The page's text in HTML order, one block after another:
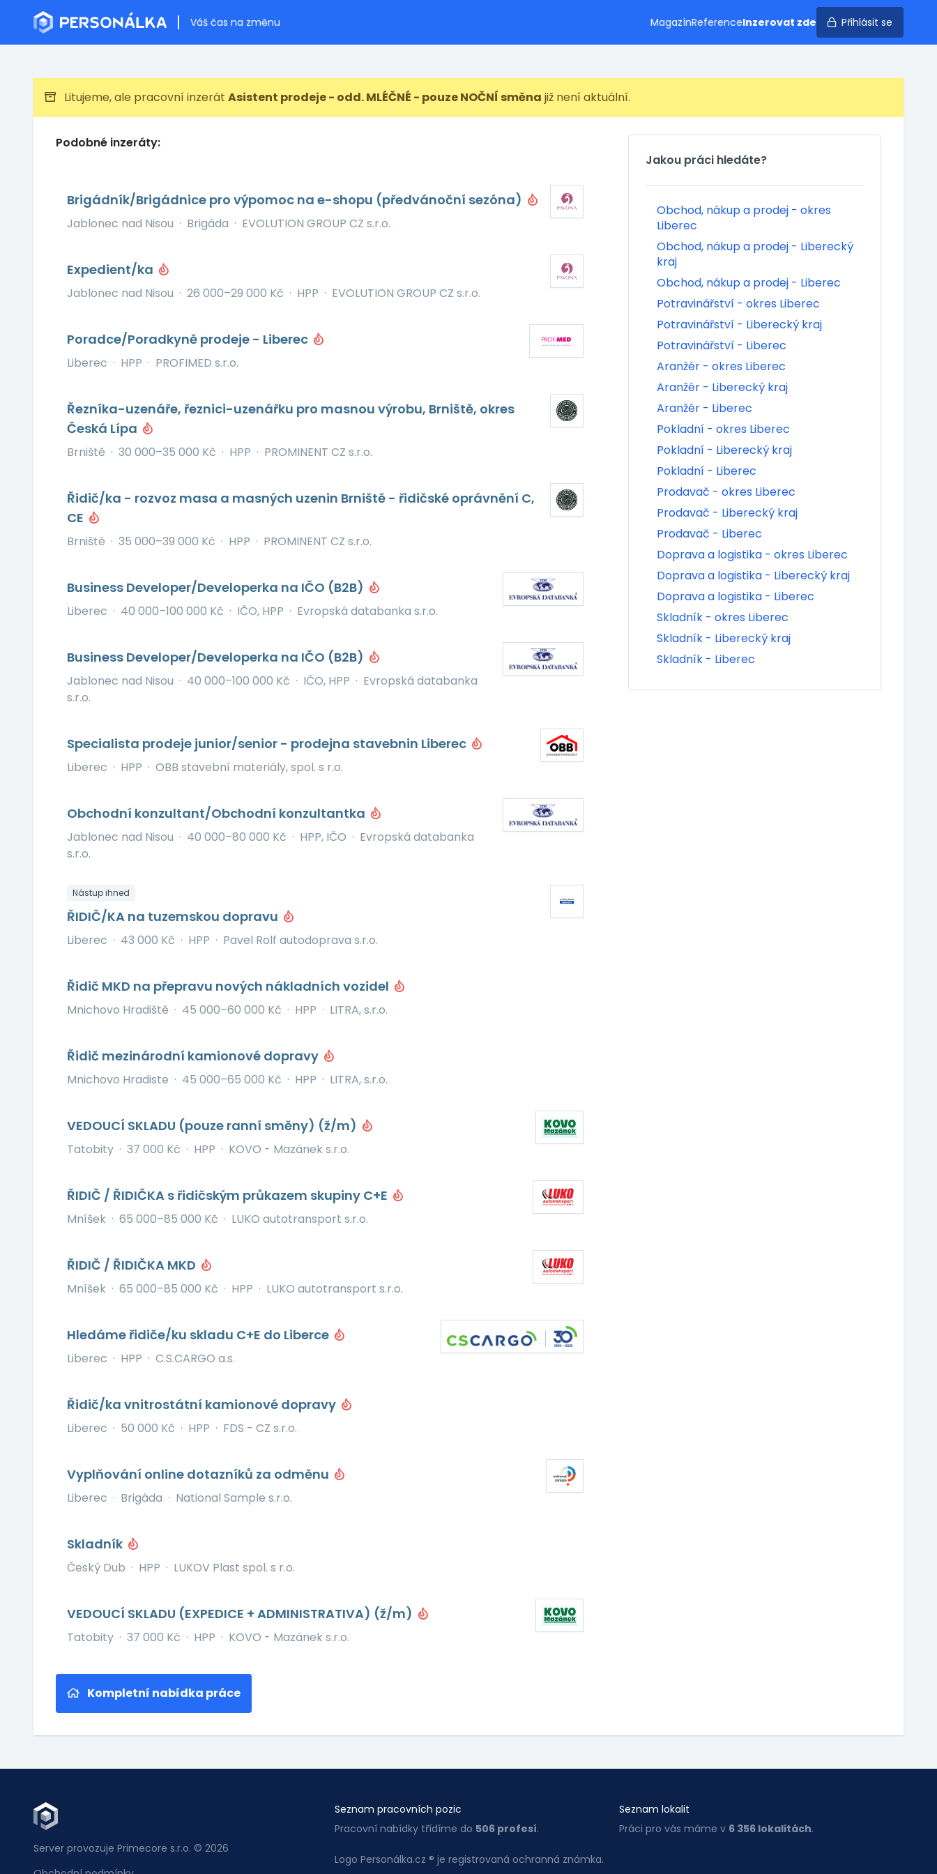
Váš čas na změnu MagazínReferenceInzerovat zde Přihlásit se
Litujeme, ale pracovní inzerát Asistent prodeje - odd. MLÉČNÉ - pouze NOČNÍ směna již není aktuální.
Podobné inzeráty:
Brigádník/Brigádnice pro výpomoc na e-shopu (předvánoční sezóna)
Jablonec nad Nisou · Brigáda · EVOLUTION GROUP CZ s.r.o.
Expedient/ka
Jablonec nad Nisou · 26 000–29 000 Kč · HPP · EVOLUTION GROUP CZ s.r.o.
Poradce/Poradkyně prodeje - Liberec
Liberec · HPP · PROFIMED s.r.o.
Řezníka-uzenáře, řeznici-uzenářku pro masnou výrobu, Brniště, okres
Česká Lípa
Brniště · 30 000–35 000 Kč · HPP · PROMINENT CZ s.r.o.
Řidič/ka - rozvoz masa a masných uzenin Brniště - řidičské oprávnění C,
CE
Brniště · 35 000–39 000 Kč · HPP · PROMINENT CZ s.r.o.
Business Developer/Developerka na IČO (B2B)
Liberec · 40 000–100 000 Kč · IČO, HPP · Evropská databanka s.r.o.
Business Developer/Developerka na IČO (B2B)
Jablonec nad Nisou · 40 000–100 000 Kč · IČO, HPP · Evropská databanka
s.r.o.
Specialista prodeje junior/senior - prodejna stavebnin Liberec
Liberec · HPP · OBB stavební materiály, spol. s r.o.
Obchodní konzultant/Obchodní konzultantka
Jablonec nad Nisou · 40 000–80 000 Kč · HPP, IČO · Evropská databanka
s.r.o.
Nástup ihned
ŘIDIČ/KA na tuzemskou dopravu
Liberec · 43 000 Kč · HPP · Pavel Rolf autodoprava s.r.o.
Řidič MKD na přepravu nových nákladních vozidel
Mnichovo Hradiště · 45 000–60 000 Kč · HPP · LITRA, s.r.o.
Řidič mezinárodní kamionové dopravy
Mnichovo Hradiste · 45 000–65 000 Kč · HPP · LITRA, s.r.o.
VEDOUCÍ SKLADU (pouze ranní směny) (ž/m)
Tatobity · 37 000 Kč · HPP · KOVO - Mazánek s.r.o.
ŘIDIČ / ŘIDIČKA s řidičským průkazem skupiny C+E
Mníšek · 65 000–85 000 Kč · LUKO autotransport s.r.o.
ŘIDIČ / ŘIDIČKA MKD
Mníšek · 65 000–85 000 Kč · HPP · LUKO autotransport s.r.o.
Hledáme řidiče/ku skladu C+E do Liberce
Liberec · HPP · C.S.CARGO a.s.
Řidič/ka vnitrostátní kamionové dopravy
Liberec · 50 000 Kč · HPP · FDS - CZ s.r.o.
Vyplňování online dotazníků za odměnu
Liberec · Brigáda · National Sample s.r.o.
Skladník
Český Dub · HPP · LUKOV Plast spol. s r.o.
VEDOUCÍ SKLADU (EXPEDICE + ADMINISTRATIVA) (ž/m)
Tatobity · 37 000 Kč · HPP · KOVO - Mazánek s.r.o.
Kompletní nabídka práce
Jakou práci hledáte?
Obchod, nákup a prodej - okres
Liberec
Obchod, nákup a prodej - Liberecký
kraj
Obchod, nákup a prodej - Liberec
Potravinářství - okres Liberec
Potravinářství - Liberecký kraj
Potravinářství - Liberec
Aranžér - okres Liberec
Aranžér - Liberecký kraj
Aranžér - Liberec
Pokladní - okres Liberec
Pokladní - Liberecký kraj
Pokladní - Liberec
Prodavač - okres Liberec
Prodavač - Liberecký kraj
Prodavač - Liberec
Doprava a logistika - okres Liberec
Doprava a logistika - Liberecký kraj
Doprava a logistika - Liberec
Skladník - okres Liberec
Skladník - Liberecký kraj
Skladník - Liberec
Server provozuje Primecore s.r.o. © 2026
Seznam pracovních pozic
Pracovní nabídky třídíme do 506 profesí.
Seznam lokalit
Práci pro vás máme v 6 356 lokalitách.
Logo Personálka.cz ® je registrovaná ochranná známka.